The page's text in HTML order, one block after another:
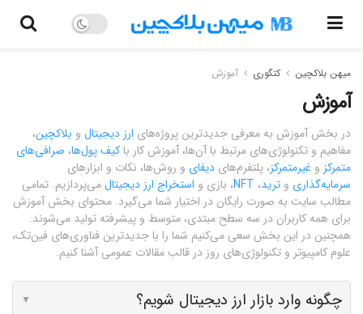
میهن بلاکچین کتگوری آموزش
آموزش
در بخش آموزش به معرفی جدیدترین پروژه‌های ارز دیجیتال و بلاکچین،
مفاهیم و تکنولوژی‌های مرتبط با آن‌ها، آموزش کار باکیف پول‌ها، صرافی‌های
متمرکز و غیرمتمرکز، پلتفرم‌های دیفای و روش‌ها، نکات و ابزارهای
سرمایه‌گذاری و ترید، NFT، بازی و استخراج ارز دیجیتالمی‌پردازیم. تمامی
مطالب سایت به صورت رایگان در اختیار شما می‌گیرد. محتوای بخش آموزش
برای همه کاربران در سه سطح مبتدی، متوسط و پیشرفته تولید می‌شوند.
همچنین در این بخش سعی می‌کنیم شما را با جدیدترین فناوری‌های فین‌تک،
علوم کامپیوتر و تکنولوژی‌های روز در قالب مقالات عمومی آشنا کنیم.
چگونه وارد بازار ارز دیجیتال شویم؟ ▼